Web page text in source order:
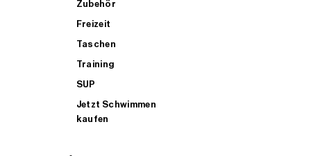
Zubehör
Freizeit
Taschen
Training
SUP
Jetzt Schwimmen
kaufen